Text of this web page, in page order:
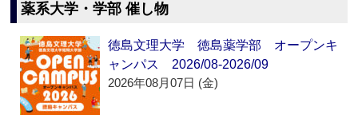
薬系大学・学部 催し物
徳島文理大学 徳島薬学部 オープンキ
ャンパス 2026/08-2026/09
2026年08月07日 (金)